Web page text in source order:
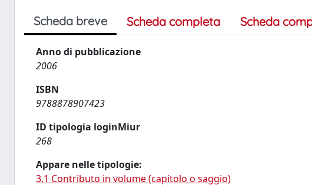
Scheda breve Scheda completa Scheda
Anno di pubblicazione
2006
ISBN
9788878907423
ID tipologia loginMiur
268
Appare nelle tipologie:
3.1 Contributo in volume (capitolo o saggio)